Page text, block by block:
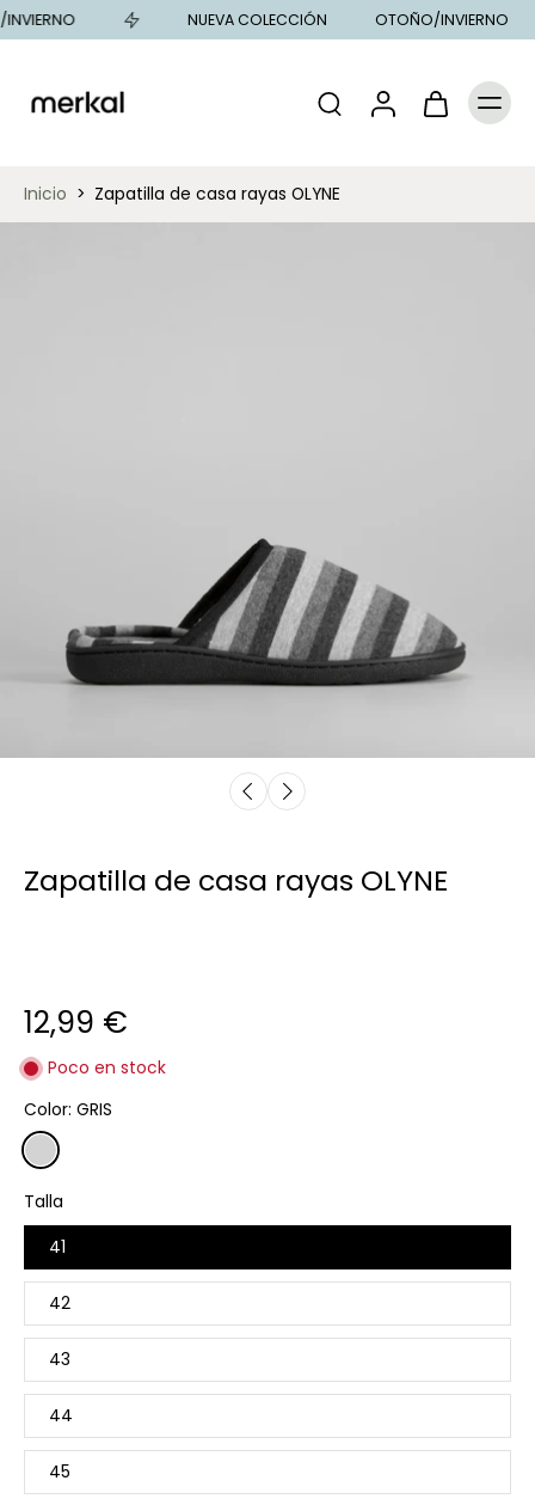
NUEVA COLECCIÓN OTOÑO/INVIERNO
Inicio > Zapatilla de casa rayas OLYNE
Zapatilla de casa rayas OLYNE
12,99 €
Poco en stock
Color: GRIS
Talla
41
42
43
44
45